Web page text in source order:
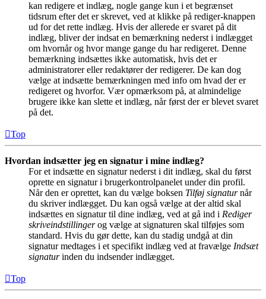
kan redigere et indlæg, nogle gange kun i et begrænset
tidsrum efter det er skrevet, ved at klikke på rediger-knappen
ud for det rette indlæg. Hvis der allerede er svaret på dit
indlæg, bliver der indsat en bemærkning nederst i indlægget
om hvornår og hvor mange gange du har redigeret. Denne
bemærkning indsættes ikke automatisk, hvis det er
administratorer eller redaktører der redigerer. De kan dog
vælge at indsætte bemærkningen med info om hvad der er
redigeret og hvorfor. Vær opmærksom på, at almindelige
brugere ikke kan slette et indlæg, når først der er blevet svaret
på det.
Top
Hvordan indsætter jeg en signatur i mine indlæg?
For et indsætte en signatur nederst i dit indlæg, skal du først
oprette en signatur i brugerkontrolpanelet under din profil.
Når den er oprettet, kan du vælge boksen Tilføj signaturnår
du skriver indlægget. Du kan også vælge at der altid skal
indsættes en signatur til dine indlæg, ved at gå ind i Rediger
skriveindstillingerog vælge at signaturen skal tilføjes som
standard. Hvis du gør dette, kan du stadig undgå at din
signatur medtages i et specifikt indlæg ved at fravælge Indsæt
signaturinden du indsender indlægget.
Top